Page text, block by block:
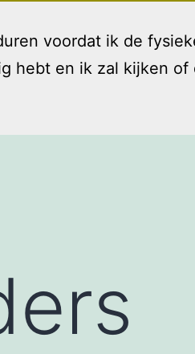
voordat ik de
hebt en ik zal kijken of